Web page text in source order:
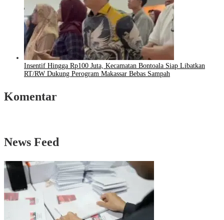
Insentif Hingga Rp100 Juta, Kecamatan Bontoala Siap Libatkan
RT/RW Dukung Perogram Makassar Bebas Sampah
Komentar
News Feed